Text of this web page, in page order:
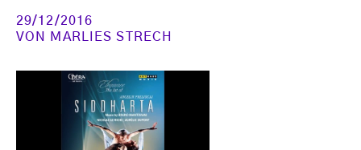
29/12/2016
VON MARLIES STRECH